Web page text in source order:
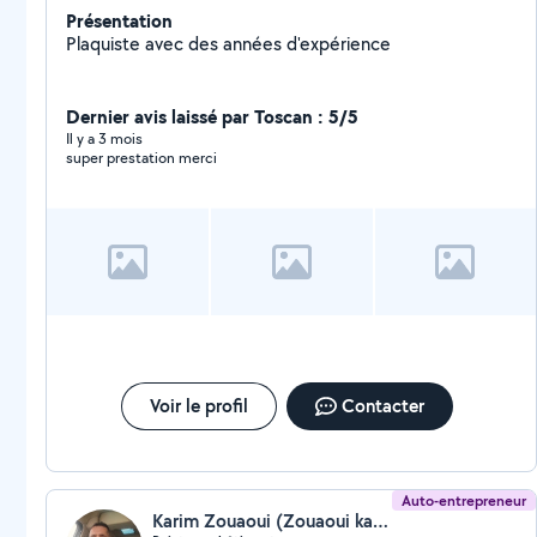
Présentation
Plaquiste avec des années d'expérience
Dernier avis laissé par Toscan : 5/5
Il y a 3 mois
super prestation merci
Voir le profil Contacter
Auto-entrepreneur
Karim Zouaoui (Zouaoui karim)